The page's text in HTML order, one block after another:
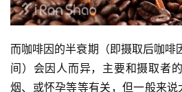
而咖啡因的半衰期（即摄取后咖啡
间）会因人而异，主要和摄取者
烟、或怀孕等等有关，但一般来